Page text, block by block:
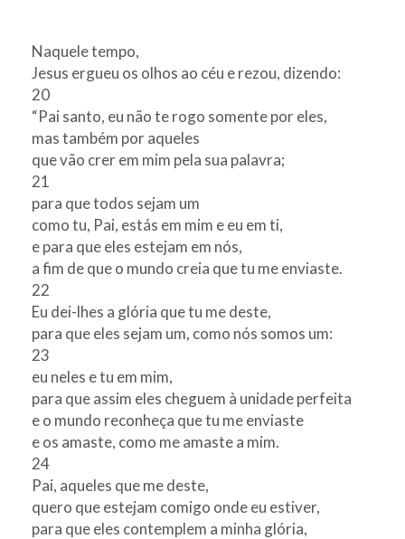
Naquele tempo,
Jesus ergueu os olhos ao céu e rezou, dizendo:
20
“Pai santo, eu não te rogo somente por eles,
mas também por aqueles
que vão crer em mim pela sua palavra;
21
para que todos sejam um
como tu, Pai, estás em mim e eu em ti,
e para que eles estejam em nós,
a fim de que o mundo creia que tu me enviaste.
22
Eu dei-lhes a glória que tu me deste,
para que eles sejam um, como nós somos um:
23
eu neles e tu em mim,
para que assim eles cheguem à unidade perfeita
e o mundo reconheça que tu me enviaste
e os amaste, como me amaste a mim.
24
Pai, aqueles que me deste,
quero que estejam comigo onde eu estiver,
para que eles contemplem a minha glória,